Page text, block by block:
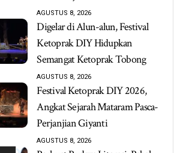
AGUSTUS 8, 2026
Digelar di Alun-alun, Festival
Ketoprak DIY Hidupkan
Semangat Ketoprak Tobong
AGUSTUS 8, 2026
Festival Ketoprak DIY 2026,
Angkat Sejarah Mataram Pasca-
Perjanjian Giyanti
AGUSTUS 8, 2026